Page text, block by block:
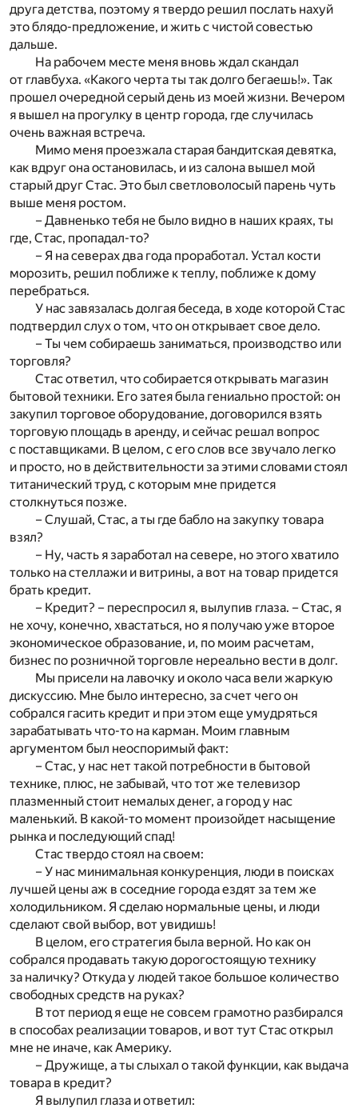
друга детства, поэтому я твердо решил послать нахуй
это блядо-предложение, и жить с чистой совестью
дальше.
На рабочем месте меня вновь ждал скандал
от главбуха. «Какого черта ты так долго бегаешь!». Так
прошел очередной серый день из моей жизни. Вечером
я вышел на прогулку в центр города, где случилась
очень важная встреча.
Мимо меня проезжала старая бандитская девятка,
как вдруг она остановилась, и из салона вышел мой
старый друг Стас. Это был светловолосый парень чуть
выше меня ростом.
– Давненько тебя не было видно в наших краях, ты
где, Стас, пропадал-то?
– Я на северах два года проработал. Устал кости
морозить, решил поближе к теплу, поближе к дому
перебраться.
У нас завязалась долгая беседа, в ходе которой Стас
подтвердил слух о том, что он открывает свое дело.
– Ты чем собираешь заниматься, производство или
торговля?
Стас ответил, что собирается открывать магазин
бытовой техники. Его затея была гениально простой: он
закупил торговое оборудование, договорился взять
торговую площадь в аренду, и сейчас решал вопрос
с поставщиками. В целом, с его слов все звучало легко
и просто, но в действительности за этими словами стоял
титанический труд, с которым мне придется
столкнуться позже.
– Слушай, Стас, а ты где бабло на закупку товара
взял?
– Ну, часть я заработал на севере, но этого хватило
только на стеллажи и витрины, а вот на товар придется
брать кредит.
– Кредит? – переспросил я, вылупив глаза. – Стас, я
не хочу, конечно, хвастаться, но я получаю уже второе
экономическое образование, и, по моим расчетам,
бизнес по розничной торговле нереально вести в долг.
Мы присели на лавочку и около часа вели жаркую
дискуссию. Мне было интересно, за счет чего он
собрался гасить кредит и при этом еще умудряться
зарабатывать что-то на карман. Моим главным
аргументом был неоспоримый факт:
– Стас, у нас нет такой потребности в бытовой
технике, плюс, не забывай, что тот же телевизор
плазменный стоит немалых денег, а город у нас
маленький. В какой-то момент произойдет насыщение
рынка и последующий спад!
Стас твердо стоял на своем:
– У нас минимальная конкуренция, люди в поисках
лучшей цены аж в соседние города ездят за тем же
холодильником. Я сделаю нормальные цены, и люди
сделают свой выбор, вот увидишь!
В целом, его стратегия была верной. Но как он
собрался продавать такую дорогостоящую технику
за наличку? Откуда у людей такое большое количество
свободных средств на руках?
В тот период я еще не совсем грамотно разбирался
в способах реализации товаров, и вот тут Стас открыл
мне не иначе, как Америку.
– Дружище, а ты слыхал о такой функции, как выдача
товара в кредит?
Я вылупил глаза и ответил: